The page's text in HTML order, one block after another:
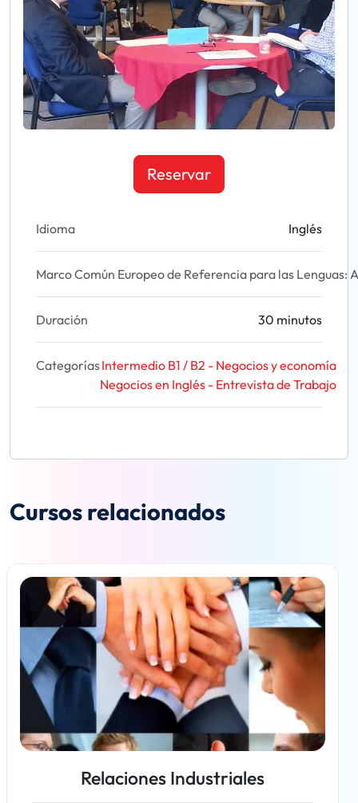
Reservar
Idioma Inglés
Marco Común Europeo de Referencia para las Lenguas:
Duración 30 minutos
CategoríasIntermedio B1 / B2 - Negocios y economía
Negocios en Inglés - Entrevista de Trabajo
Cursos relacionados
Relaciones Industriales